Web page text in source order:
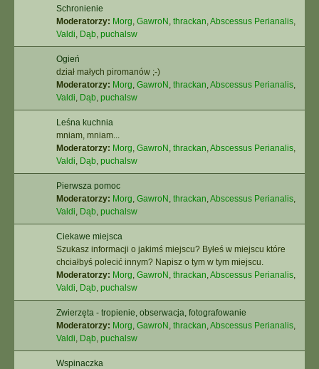
Schronienie
Moderatorzy: Morg, GawroN , thrackan,Abscessus Perianalis,
Valdi, Dąb, puchalsw
Ogień
dział małych piromanów ;-)
Moderatorzy: Morg, GawroN , thrackan,Abscessus Perianalis,
Valdi, Dąb, puchalsw
Leśna kuchnia
mniam, mniam...
Moderatorzy: Morg, GawroN , thrackan,Abscessus Perianalis,
Valdi, Dąb, puchalsw
Pierwsza pomoc
Moderatorzy: Morg, GawroN , thrackan,Abscessus Perianalis,
Valdi, Dąb, puchalsw
Ciekawe miejsca
Szukasz informacji o jakimś miejscu? Byłeś w miejscu które
chciałbyś polecić innym? Napisz o tym w tym miejscu.
Moderatorzy: Morg, GawroN , thrackan,Abscessus Perianalis,
Valdi, Dąb, puchalsw
Zwierzęta - tropienie, obserwacja, fotografowanie
Moderatorzy: Morg, GawroN , thrackan,Abscessus Perianalis,
Valdi, Dąb, puchalsw
Wspinaczka